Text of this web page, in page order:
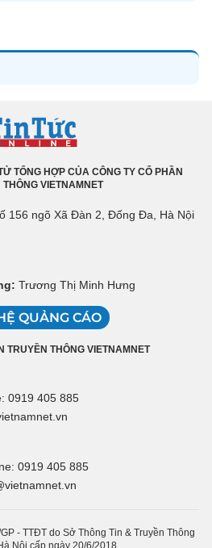
TỔNG HỢP CỦA CÔNG TY CỔ PHẦN
THÔNG VIETNAMNET
156 ngõ Xã Đàn 2, Đống Đa, Hà Nội
Trương Thị Minh Hưng
QUẢNG CÁO
TRUYỀN THÔNG VIETNAMNET
0919 405 885
0919 405 885
- TTĐT do Sở Thông Tin & Truyền Thông
Nội cấp ngày 20/6/2018